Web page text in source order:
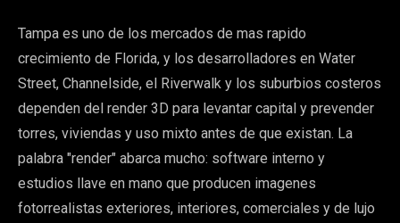
Tampa es uno de los mercados de mas rapido
crecimiento de Florida, y los desarrolladores en Water
Street, Channelside, el Riverwalk y los suburbios costeros
dependen del render 3D para levantar capital y prevender
torres, viviendas y uso mixto antes de que existan. La
palabra "render" abarca mucho: software interno y
estudios llave en mano que producen imagenes
fotorrealistas exteriores, interiores, comerciales y de lujo